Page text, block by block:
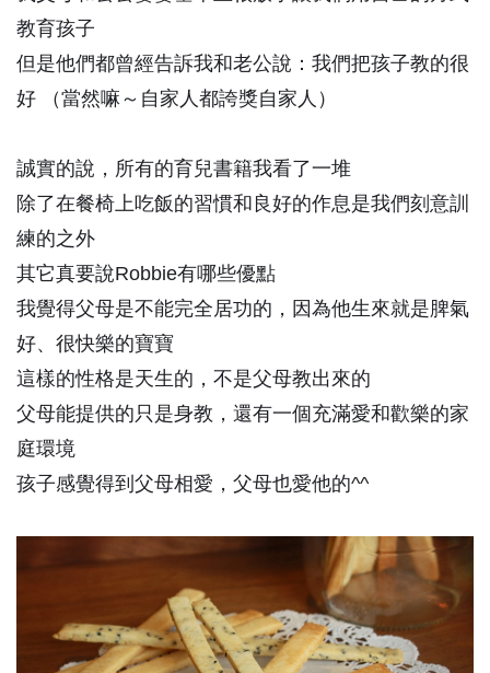
教育孩子
但是他們都曾經告訴我和老公說：我們把孩子教的很
好 （當然嘛～自家人都誇獎自家人）
誠實的說，所有的育兒書籍我看了一堆
除了在餐椅上吃飯的習慣和良好的作息是我們刻意訓
練的之外
其它真要說Robbie有哪些優點
我覺得父母是不能完全居功的，因為他生來就是脾氣
好、很快樂的寶寶
這樣的性格是天生的，不是父母教出來的
父母能提供的只是身教，還有一個充滿愛和歡樂的家
庭環境
孩子感覺得到父母相愛，父母也愛他的^^